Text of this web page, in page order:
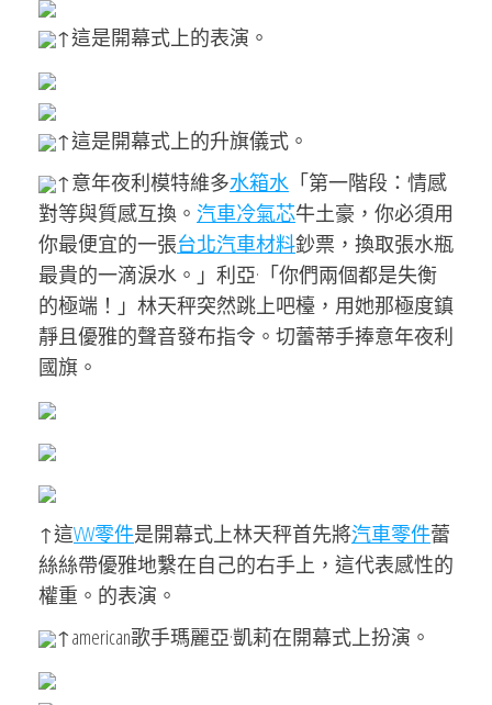
↑這是開幕式上的表演。
↑這是開幕式上的升旗儀式。
↑意年夜利模特維多水箱水 「第一階段：情感
對等與質感互換。 汽車冷氣芯牛土豪，你必須用
你最便宜的一張台北汽車材料鈔票，換取張水瓶
最貴的一滴淚水。」利亞·「你們兩個都是失衡
的極端！」林天秤突然跳上吧檯，用她那極度鎮
靜且優雅的聲音發布指令。切蕾蒂手捧意年夜利
國旗。
↑這VW零件是開幕式上林天秤首先將汽車零件蕾
絲絲帶優雅地繫在自己的右手上，這代表感性的
權重。的表演。
↑american歌手瑪麗亞·凱莉在開幕式上扮演。